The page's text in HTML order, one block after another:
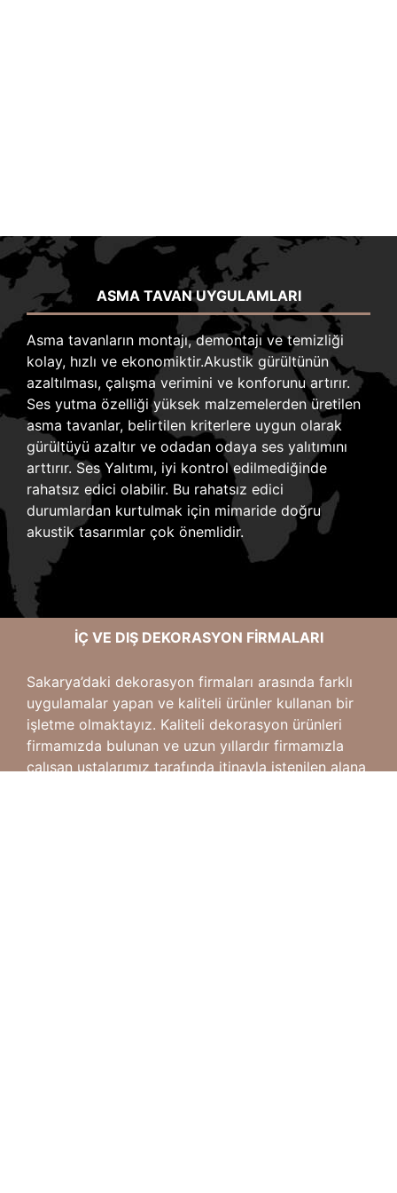
ASMA TAVAN UYGULAMLARI
Asma tavanların montajı, demontajı ve temizliği
kolay, hızlı ve ekonomiktir.Akustik gürültünün
azaltılması, çalışma verimini ve konforunu artırır.
Ses yutma özelliği yüksek malzemelerden üretilen
asma tavanlar, belirtilen kriterlere uygun olarak
gürültüyü azaltır ve odadan odaya ses yalıtımını
arttırır. Ses Yalıtımı, iyi kontrol edilmediğinde
rahatsız edici olabilir. Bu rahatsız edici
durumlardan kurtulmak için mimaride doğru
akustik tasarımlar çok önemlidir.
İÇ VE DIŞ DEKORASYON FIRMALARI
Sakarya’daki dekorasyon firmaları arasında farklı
uygulamalar yapan ve kaliteli ürünler kullanan bir
işletme olmaktayız. Kaliteli dekorasyon ürünleri
firmamızda bulunan ve uzun yıllardır firmamızla
çalışan ustalarımız tarafında itinayla istenilen alana